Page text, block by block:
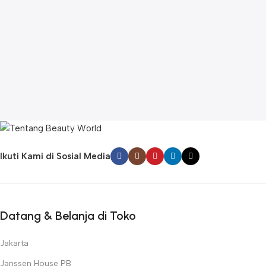
Ikuti Kami di Sosial Media
Datang & Belanja di Toko
Jakarta
Janssen House PB